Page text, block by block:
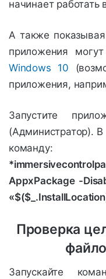
начинает
А также
приложения могут
Windows 10
приложения,
Запустите
(Администратор).
AppxPackage -
Проверка
Запускайте